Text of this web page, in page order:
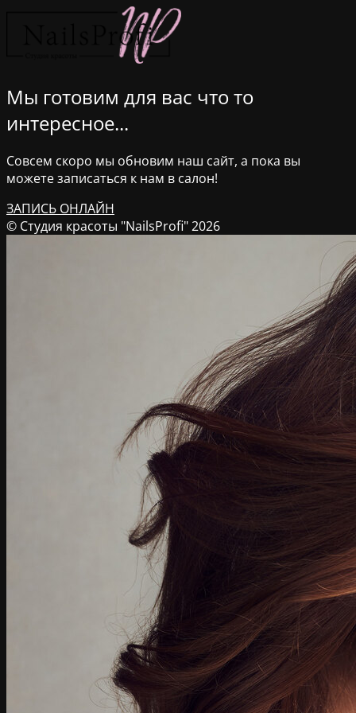
Мы готовим для вас что то
интересное...
Совсем скоро мы обновим наш сайт, а пока вы
можете записаться к нам в салон!
ЗАПИСЬ ОНЛАЙН
© Студия красоты "NailsProfi" 2026